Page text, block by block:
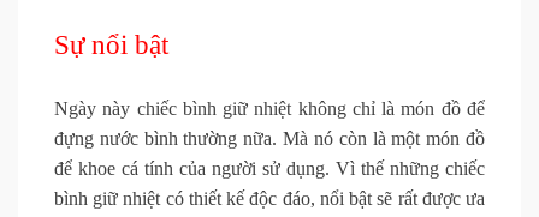
Sự nổi bật
Ngày này chiếc bình giữ nhiệt không chỉ là món đồ để
đựng nước bình thường nữa. Mà nó còn là một món đồ
để khoe cá tính của người sử dụng. Vì thế những chiếc
bình giữ nhiệt có thiết kế độc đáo, nổi bật sẽ rất được ưa